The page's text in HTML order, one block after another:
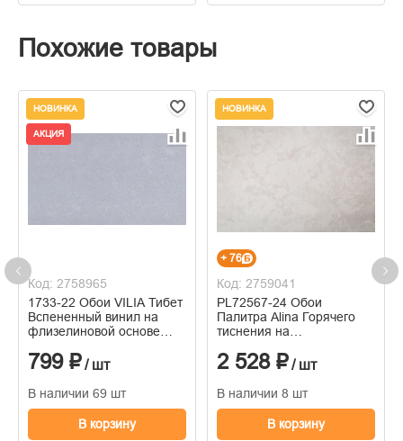
Похожие товары
НОВИНКА
АКЦИЯ
Код: 2758965
1733-22 Обои VILIA Тибет
Вспененный винил на
флизелиновой основе
799 ₽/ шт
В наличии 69 шт
В корзину
НОВИНКА
+ 76
Код: 2759041
PL72567-24 Обои
Палитра Alina Горячего
тиснения на
1.06м x 10.05
2 528 ₽/ шт
В наличии 8 шт
В корзину